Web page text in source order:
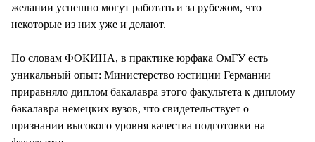
желании успешно могут работать и за рубежом, что
некоторые из них уже и делают.
По словам ФОКИНА, в практике юрфака ОмГУ есть
уникальный опыт: Министерство юстиции Германии
приравняло диплом бакалавра этого факультета к диплому
бакалавра немецких вузов, что свидетельствует о
признании высокого уровня качества подготовки на